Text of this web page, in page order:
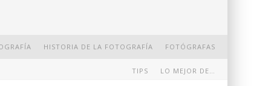
FOTÓGRAFAS
HISTORIA DE LA FOTOGRAFÍA
LO MEJOR DE…
TIPS